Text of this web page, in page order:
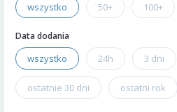
wszystko 50+ 100+
Data dodania
wszystko 24h 3 dni
ostatnie 30 dni ostatni rok